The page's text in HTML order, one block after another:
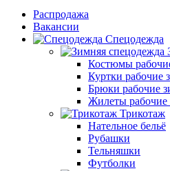
Распродажа
Вакансии
Спецодежда
Костюмы
Куртки рабочие
Брюки рабочие
Жилеты рабочие
Трикотаж
Нательное бельё
Рубашки
Тельняшки
Футболки